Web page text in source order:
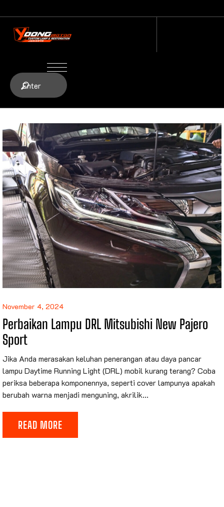
November 4, 2024
Perbaikan Lampu DRL Mitsubishi New Pajero
Sport
Jika Anda merasakan keluhan penerangan atau daya pancar
lampu Daytime Running Light (DRL) mobil kurang terang? Coba
periksa beberapa komponennya, seperti cover lampunya apakah
berubah warna menjadi menguning, akrilik...
READ MORE